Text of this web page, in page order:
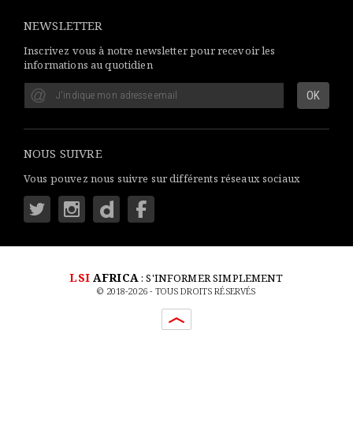
NEWSLETTER
Inscrivez vous à notre newsletter pour recevoir les
informations au quotidien
NOUS SUIVRE
Vous pouvez nous suivre sur différents réseaux sociaux
LSIAFRICA : S'INFORMER SIMPLEMENT
© 2018-2026 - TOUS DROITS RÉSERVÉS